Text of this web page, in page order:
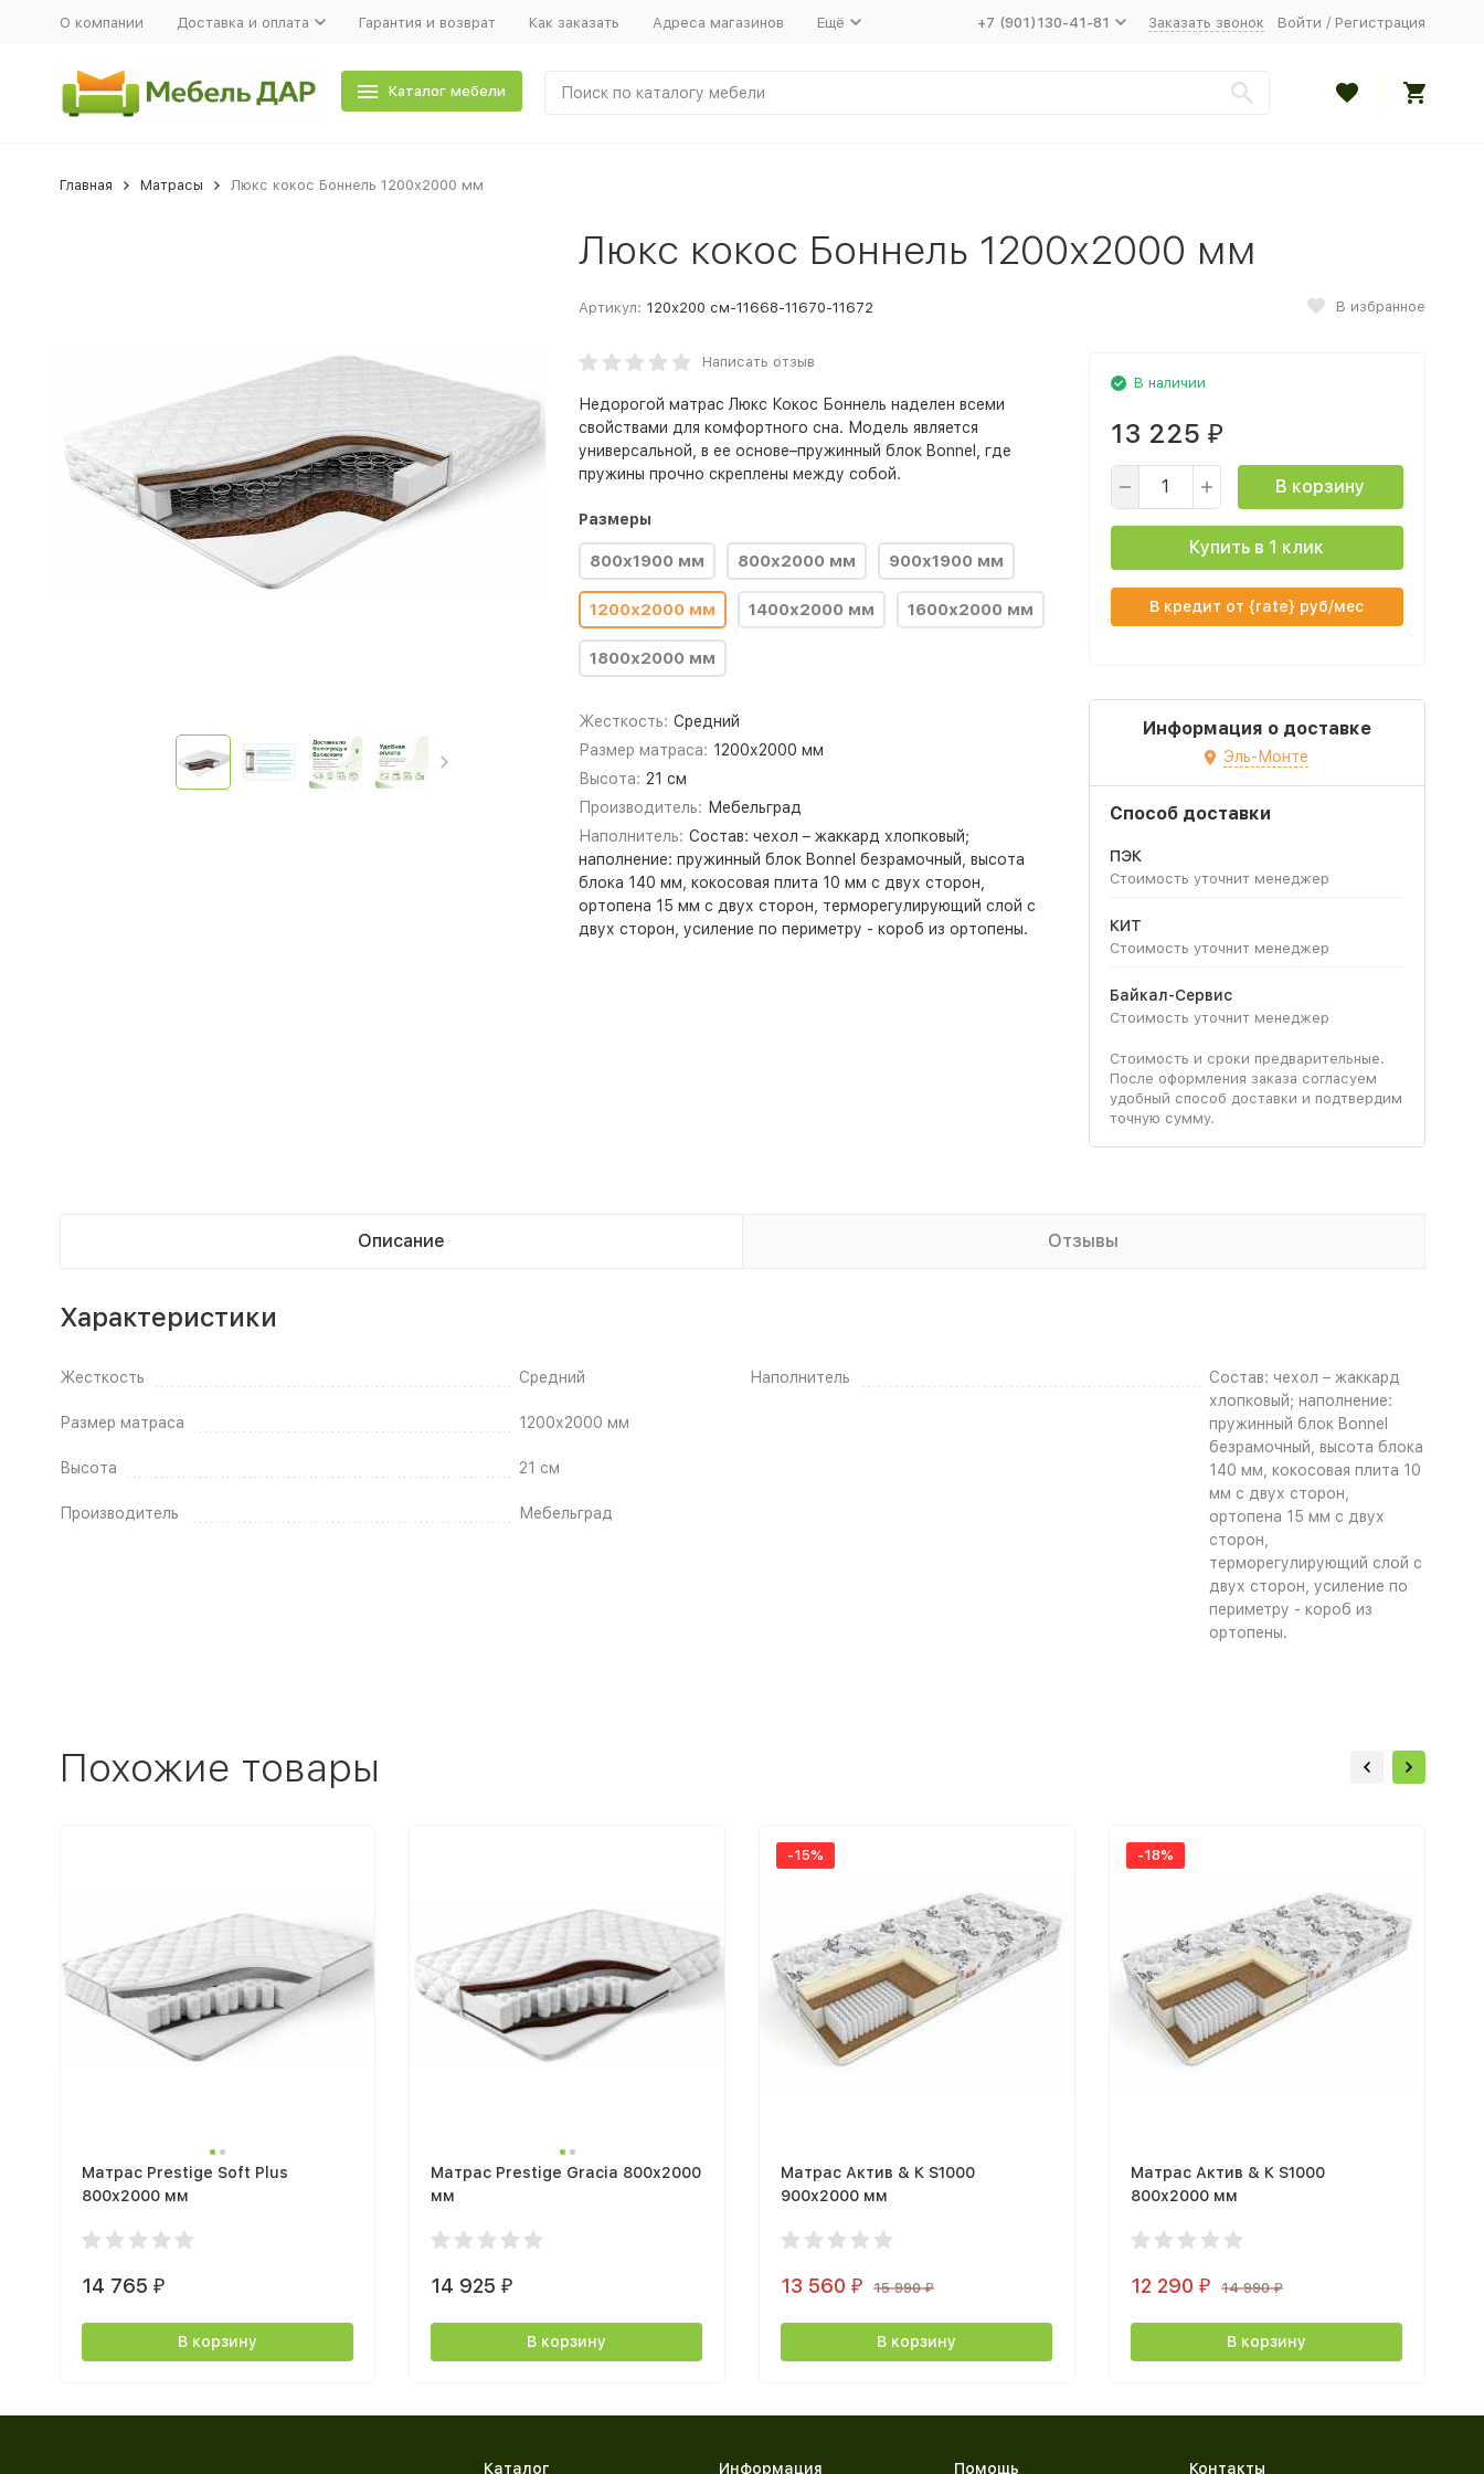
О компании Доставка и оплата Гарантия и возврат Как заказать Адреса магазинов Ещё +7 (901)130-41-81 Заказать звонок Войти / Регистрация
Каталог мебели
Главная Матрасы Люкс кокос Боннель 1200х2000 мм
Люкс кокос Боннель 1200х2000 мм
Артикул: 120х200 см-11668-11670-11672 В избранное
Написать отзыв
Недорогой матрас Люкс Кокос Боннель наделен всеми
свойствами для комфортного сна. Модель является
универсальной, в ее основе–пружинный блок Bonnel, где
пружины прочно скреплены между собой.
Размеры
800x1900 мм 800x2000 мм 900x1900 мм
1200х2000 мм 1400x2000 мм 1600х2000 мм
1800х2000 мм
Жесткость: Средний
Размер матраса: 1200х2000 мм
Высота: 21 см
Производитель: Мебельград
Наполнитель: Состав: чехол – жаккард хлопковый;
наполнение: пружинный блок Bonnel безрамочный, высота
блока 140 мм, кокосовая плита 10 мм с двух сторон,
ортопена 15 мм с двух сторон, терморегулирующий слой с
двух сторон, усиление по периметру - короб из ортопены.
В наличии
13 225 ₽
В корзину
Купить в 1 клик
В кредит от {rate} руб/мес
Информация о доставке
Эль-Монте
Способ доставки
ПЭК
Стоимость уточнит менеджер
КИТ
Стоимость уточнит менеджер
Байкал-Сервис
Стоимость уточнит менеджер
Стоимость и сроки предварительные.
После оформления заказа согласуем
удобный способ доставки и подтвердим
точную сумму.
Описание Отзывы
Характеристики
Жесткость Средний
Размер матраса 1200х2000 мм
Высота 21 см
Производитель Мебельград
Наполнитель
Состав: чехол – жаккард
хлопковый; наполнение:
пружинный блок Bonnel
безрамочный, высота блока
140 мм, кокосовая плита 10
мм с двух сторон,
ортопена 15 мм с двух
сторон,
терморегулирующий слой с
двух сторон, усиление по
периметру - короб из
ортопены.
Похожие товары
Матрас Prestige Soft Plus
800х2000 мм
14 765 ₽
В корзину
Матрас Prestige Gracia 800х2000
мм
14 925₽
В корзину
-15%
Матрас Актив & К S1000
900х2000 мм
13 560 ₽ 15 990₽
В корзину
-18%
Матрас Актив & К S1000
800х2000 мм
12 290 ₽ 14 990₽
В корзину
Каталог Информация Помощь Контакты